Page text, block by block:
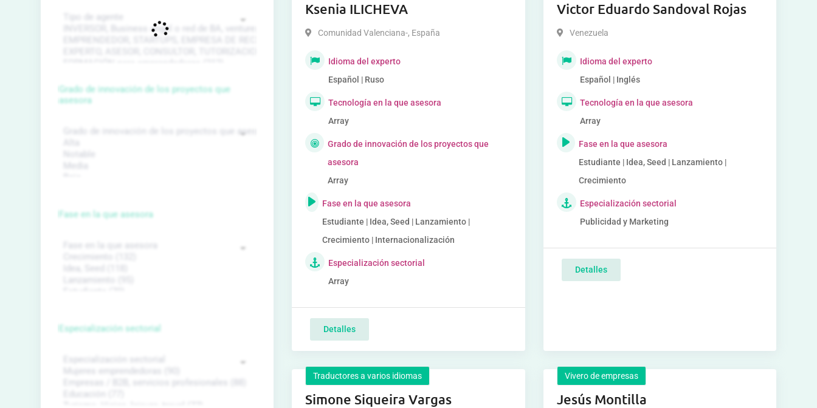
Ksenia ILICHEVA
Comunidad Valenciana-, España
Idioma del experto
Español | Ruso
Tecnología en la que asesora
Array
Grado de innovación de los proyectos que
asesora
Array
Fase en la que asesora
Estudiante | Idea, Seed | Lanzamiento |
Crecimiento | Internacionalización
Especialización sectorial
Array
Detalles
Victor Eduardo Sandoval Rojas
Venezuela
Idioma del experto
Español | Inglés
Tecnología en la que asesora
Array
Fase en la que asesora
Estudiante | Idea, Seed | Lanzamiento |
Crecimiento
Especialización sectorial
Publicidad y Marketing
Detalles
Traductores a varios idiomas
Simone Siqueira Vargas
Vivero de empresas
Jesús Montilla
Grado de innovación de los proyectos que
asesora
Fase en la que asesora
Especialización sectorial